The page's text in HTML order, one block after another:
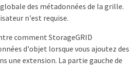
des métadonnées de la grille.
n'est requise.
comment StorageGRID
d'objet lorsque vous ajoutez des
une extension. La partie gauche de